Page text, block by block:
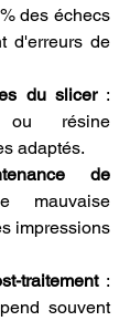
des échecs
d'erreurs de
du slicer :
ou résine
adaptés.
de
impressions
traitement :
souvent